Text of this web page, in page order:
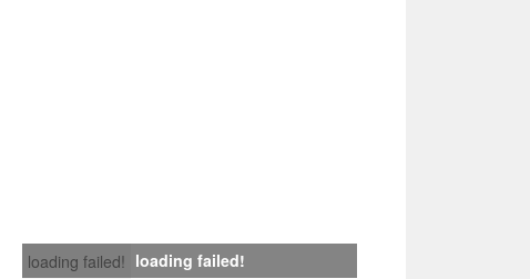
loading failed! loading failed!